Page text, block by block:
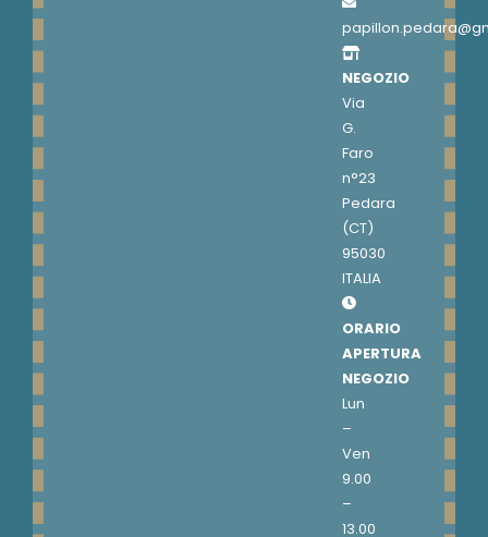
NEGOZIO
Via
G.
Faro
n°23
Pedara
(CT)
95030
ITALIA
ORARIO
APERTURA
NEGOZIO
Lun
–
Ven
9.00
–
13.00